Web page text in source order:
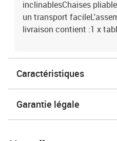
inclinablesChaises
un transport
livraison contient :1 x
Caractéristiques
Garantie légale